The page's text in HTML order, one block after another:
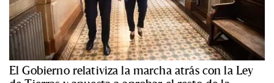
El Gobierno relativiza la marcha atrás con la Ley